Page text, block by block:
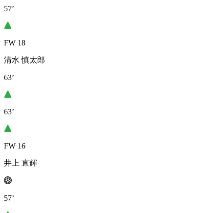
57’
FW 18
清水 慎太郎
63’
63’
FW 16
井上 直輝
57’